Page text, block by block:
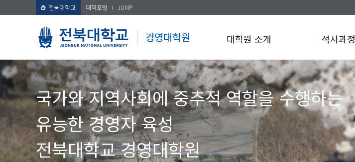
전북대학교 대학포털 JUMP
경영대학원 대학원 소개 석사과정
국가와 지역사회에 중추적 역할을 수행하는
유능한 경영자 육성
전북대학교 경영대학원